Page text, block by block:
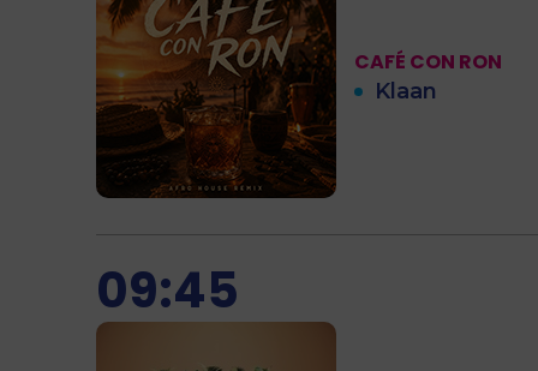
CAFÉ CON RON
Klaan
09:45